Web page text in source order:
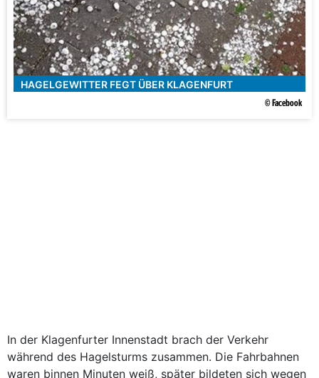
HAGELGEWITTER FEGT ÜBER KLAGENFURT
© Facebook
In der Klagenfurter Innenstadt brach der Verkehr
während des Hagelsturms zusammen. Die Fahrbahnen
waren binnen Minuten weiß, später bildeten sich wegen